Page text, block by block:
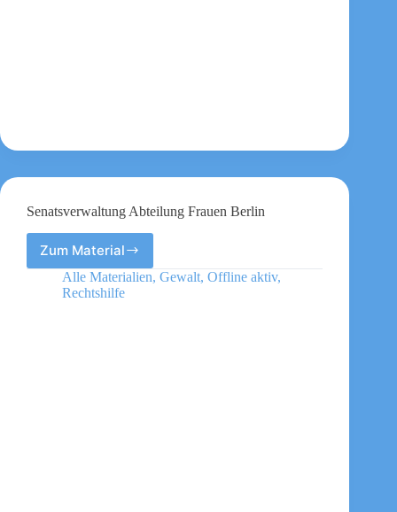
Senatsverwaltung Abteilung Frauen Berlin
Zum MaterialSenatsverwaltung
Abteilung
Frauen
Alle Materialien, Gewalt, Offline aktiv,
Rechtshilfe